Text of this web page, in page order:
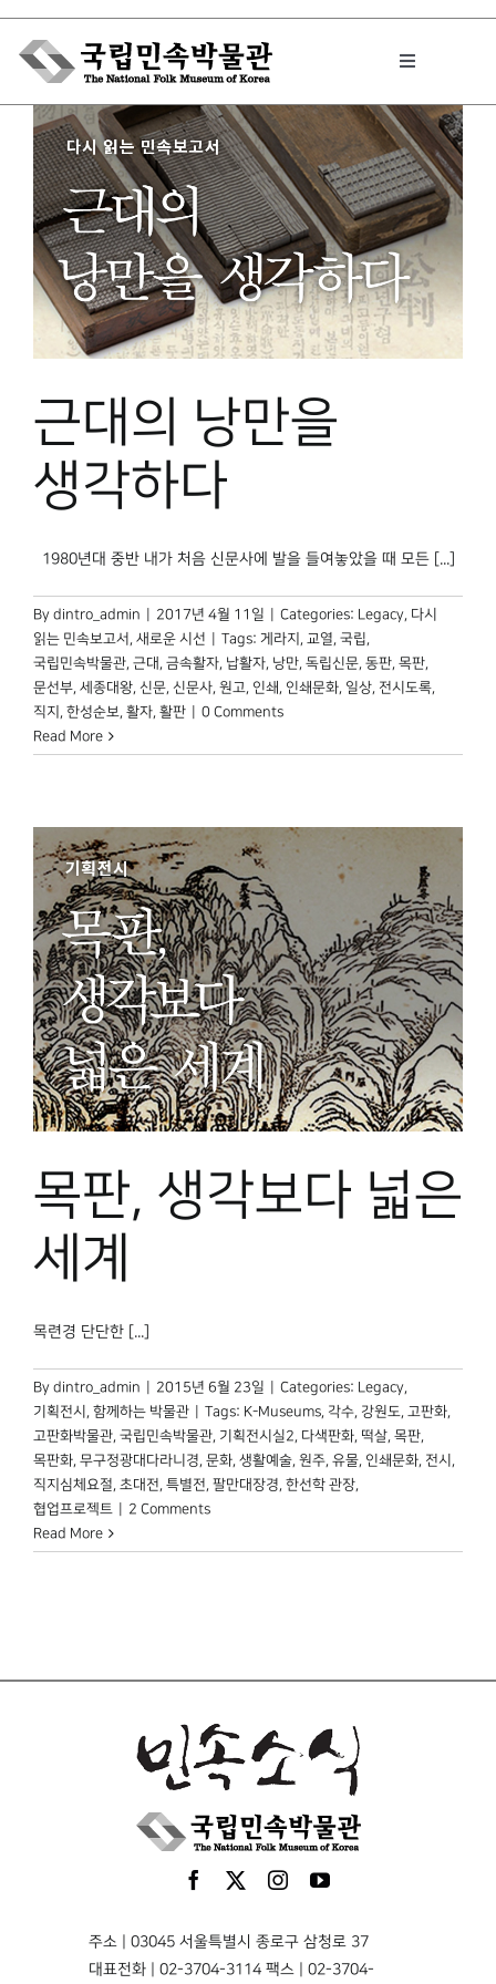
Skip
content
Toggle
박물관에서는
민속이야기
민속 인사이드
원문보기 PDF
박물관 홈페이지
근대의 낭만을
생각하다
1980년대 중반 내가 처음 신문사에 발을 들여놓았을 때 모든 [...]
By dintro_admin 2017년 4월 11일 Categories: Legacy, 다시
읽는 민속보고서 , 새로운 시선 Tags: 게라지 , 교열, 국립,
국립민속박물관, 근대 , 금속활자, 납활자, 낭만, 독립신문, 동판, 목판,
문선부, 세종대왕, 신문, 신문사, 원고, 인쇄 , 인쇄문화, 일상, 전시도록,
직지 , 한성순보, 활자, 활판
0 Comments
Read More
목판, 생각보다 넓은
세계
목련경 단단한 [...]
By dintro_admin 2015년 6월 23일 Categories: Legacy,
기획전시 , 함께하는 박물관 Tags: K-Museums, 각수, 강원도, 고판화,
고판화박물관, 국립민속박물관, 기획전시실2, 다색판화, 떡살, 목판,
목판화, 무구정광대다라니경, 문화, 생활예술, 원주, 유물, 인쇄문화, 전시 ,
직지심체요절, 초대전, 특별전, 팔만대장경, 한선학 관장,
협업프로젝트
2 Comments
Read More
주소 | 03045 서울특별시 종로구 삼청로 37
대표전화 | 02-3704-3114 팩스 | 02-3704-